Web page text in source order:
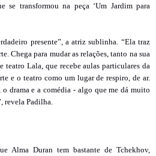
transformou na peça ‘Um Jardim para
presente”, a atriz sublinha. “Ela traz
Chega para mudar as relações, tanto na sua
teatro Lala, que recebe aulas particulares da
e o teatro como um lugar de respiro, de ar.
drama e a comédia - algo que me dá muito
revela Padilha.
Alma Duran tem bastante de Tchekhov,